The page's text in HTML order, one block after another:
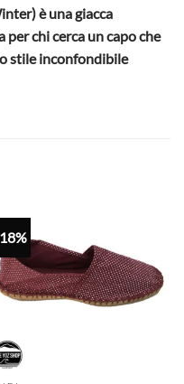
è una giacca
chi cerca un capo che
stile inconfondibile